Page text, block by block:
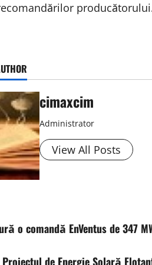
cimaxcim
Administrator
View All Posts
o comandă EnVentus de 347
de Energie Solară